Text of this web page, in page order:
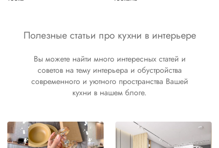
Полезные статьи про кухни в интерьере
Вы можете найти много интересных статей и
советов на тему интерьера и обустройства
современного и уютного пространства Вашей
кухни в нашем блоге.